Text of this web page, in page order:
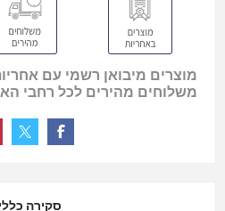
מוצרים מיבואן רשמי עם
משלוחים מהירים לכל רחבי
סקירה